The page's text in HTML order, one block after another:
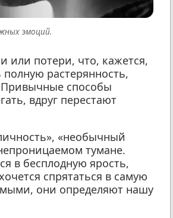
эмоций.
или потери, что, кажется,
растерянность,
Привычные способы
вдруг перестают
«необычный
тумане.
в бесплодную ярость,
спрятаться в самую
они определяют нашу